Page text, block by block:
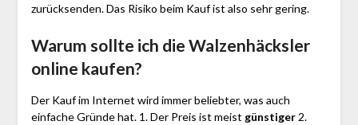
zurücksenden. Das Risiko beim Kauf ist also sehr gering.
Warum sollte ich die Walzenhäcksler
online kaufen?
Der Kauf im Internet wird immer beliebter, was auch
einfache Gründe hat. 1. Der Preis ist meist günstiger2.